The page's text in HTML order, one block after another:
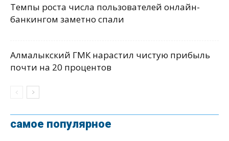
Темпы роста числа пользователей онлайн-
банкингом заметно спали
Алмалыкский ГМК нарастил чистую прибыль
почти на 20 процентов
самое популярное